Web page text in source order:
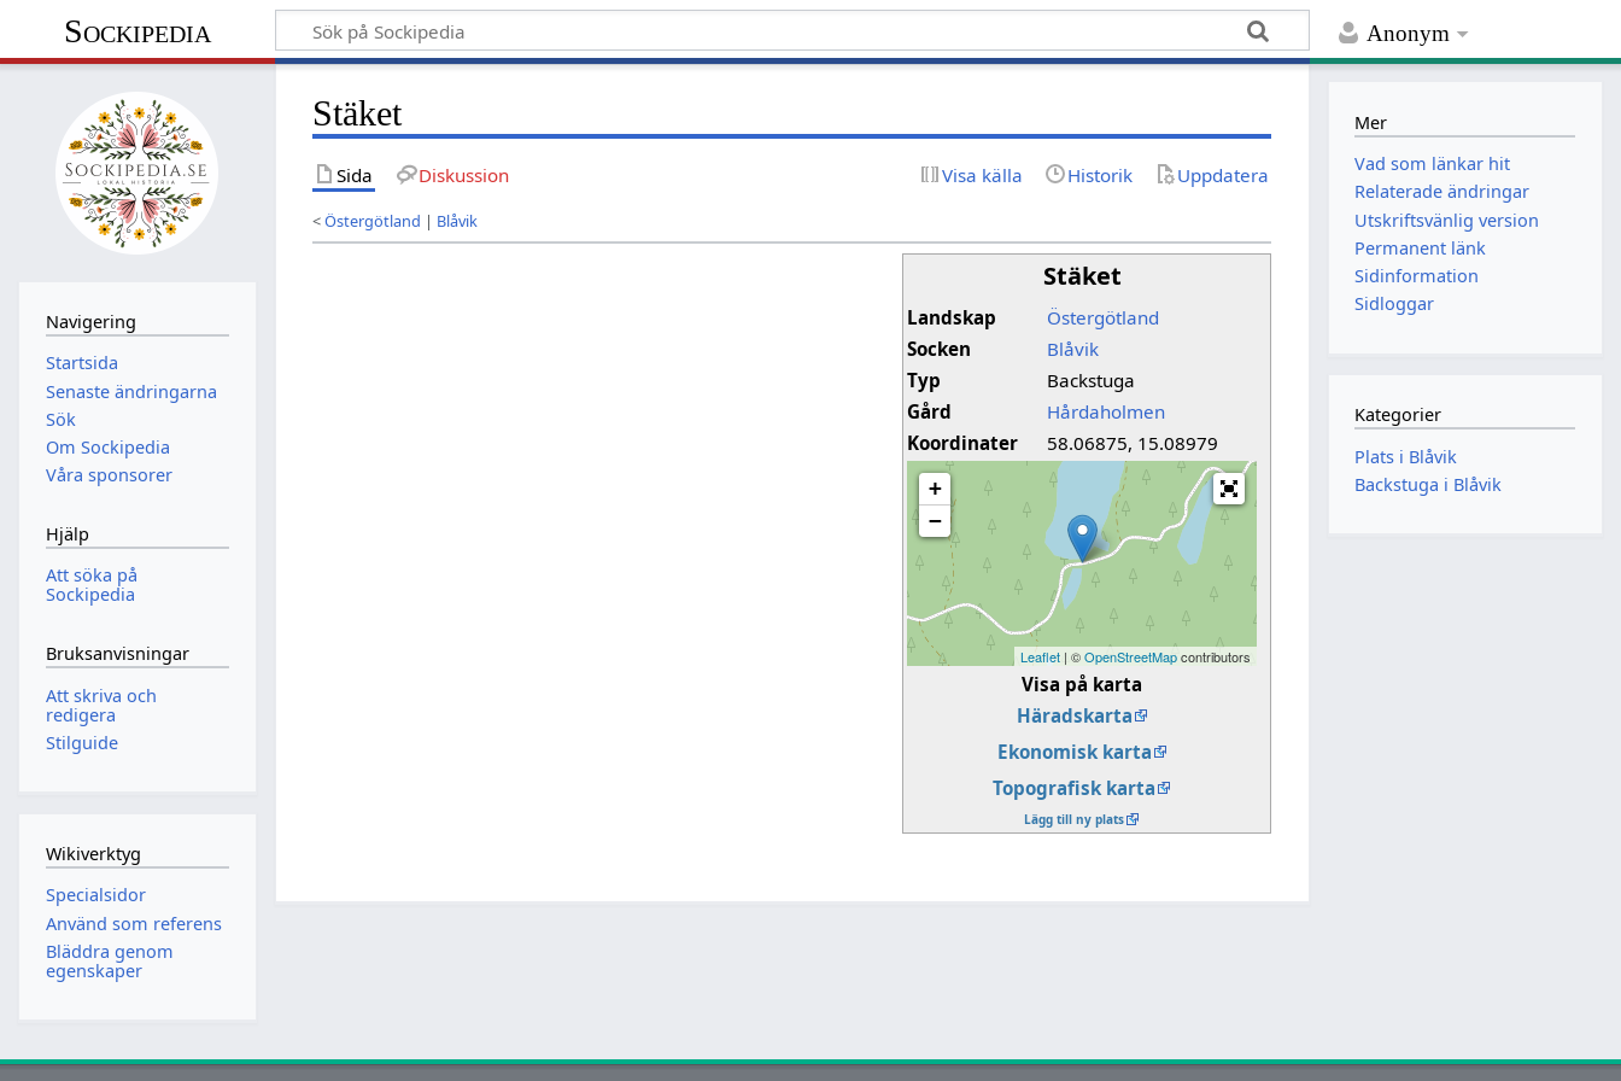
Anonym
Sockipedia
Stäket
Sida Diskussion Visa källa Historik Uppdatera
<Östergötland | Blåvik
Stäket
Landskap
Östergötland
Socken
Blåvik
Typ
Backstuga
Gård
Hårdaholmen
Koordinater
58.06875, 15.08979
+
−
Leaflet | ©OpenStreetMapcontributors
Visa på karta
Häradskarta
Ekonomisk karta
Topografisk karta
Lägg till ny plats
Navigering
Startsida
Senaste ändringarna
Sök
Om Sockipedia
Våra sponsorer
Hjälp
Att söka på
Sockipedia
Bruksanvisningar
Att skriva och
redigera
Stilguide
Wikiverktyg
Specialsidor
Använd som referens
Bläddra genom
egenskaper
Mer
Vad som länkar hit
Relaterade ändringar
Utskriftsvänlig version
Permanent länk
Sidinformation
Sidloggar
Kategorier
Plats i Blåvik
Backstuga i Blåvik